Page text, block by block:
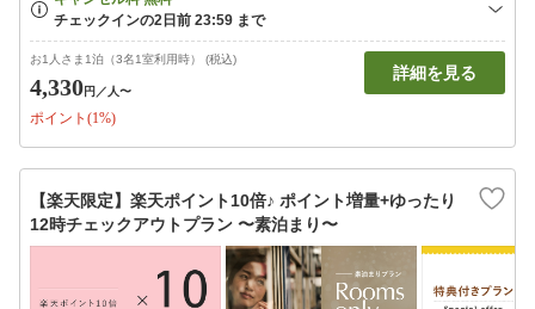
お1人さま1泊（3名1室利用時） (税込)
4,330円 ／人〜
ポイント(1%)
詳細を見る
【楽天限定】楽天ポイント10倍♪ ポイント増量+ゆったり
12時チェックアウトプラン 〜素泊まり〜